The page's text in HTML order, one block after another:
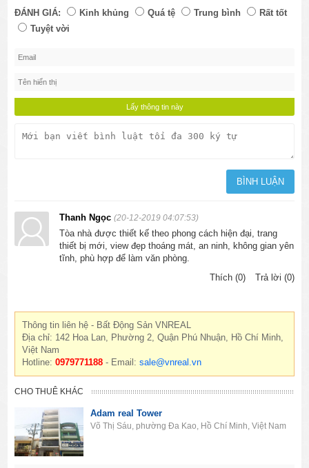
ĐÁNH GIÁ: Kinh khủng Quá tệ Trung bình
Rất tốt
Tuyệt vời
Thanh Ngọc(20-12-2019 04:07:53)
Tòa nhà được thiết kế theo phong cách hiện đại, trang
thiết bị mới, view đẹp thoáng mát, an ninh, không gian yên
tĩnh, phù hợp để làm văn phòng.
Thích (0)
Trả lời (0)
Thông tin liên hệ - Bất Động Sản VNREAL
Địa chỉ: 142 Hoa Lan, Phường 2, Quận Phú Nhuận, Hồ Chí Minh,
Việt Nam
Hotline:0979771188 - Email:sale@vnreal.vn
CHO THUÊ KHÁC
Adam real Tower
Võ Thị Sáu, phường Đa Kao, Hồ Chí Minh, Việt Nam